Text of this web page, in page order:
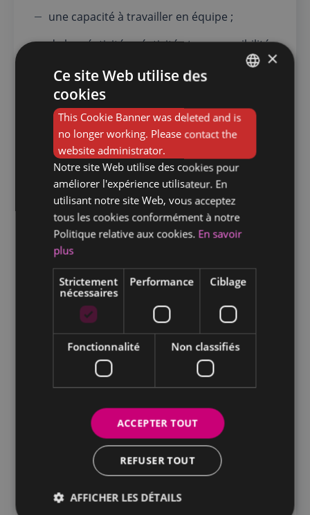
une capacité à travailler en équipe ;
de la créativité créativité et une sensibilité
une grande résistance physique.
Job demi-chef de partie :
conditions et évolutions
(H/F/X)
Le demi-chef de partie peut exercer dans
différents types d’établissements horeca, des
restaurants traditionnels aux services
traiteurs. Les horaires peuvent être variables,
avec des services en soirée, les week-ends et
les jours fériés. Le travail s’effectue souvent
debout, dans un environnement stressant et
parfois bruyant, nécessitant une bonne
résistance physique et une capacité à gérer le
stress.
Notez toutefois que ce métier offre de réelles
perspectives d’évolution pour les passionnés
carrière. En effet, en fonction de votre
expérience et de vos compétences, vous
pouvez évoluer vers des postes de
responsabilité plus élevés, tels que chef de
partie, sous-chef ou même chef de cuisine.
DUTCH
×
Ce site Web utilise des
cookies
This Cookie Banner was deleted and is
no longer working. Please contact the
website administrator.
Notre site Web utilise des cookies pour
améliorer l'expérience utilisateur. En
utilisant notre site Web, vous acceptez
tous les cookies conformément à notre
Politique relative aux cookies. En savoir
plus
Strictement
nécessaires
Performance Ciblage
Fonctionnalité Non classifiés
ACCEPTER TOUT
REFUSER TOUT
AFFICHER LES DÉTAILS